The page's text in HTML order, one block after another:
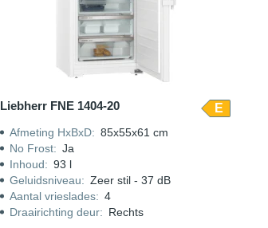
Liebherr FNE 1404-20 E
Afmeting HxBxD: 85x55x61 cm
No Frost: Ja
Inhoud: 93 l
Geluidsniveau: Zeer stil - 37 dB
Aantal vrieslades: 4
Draairichting deur: Rechts